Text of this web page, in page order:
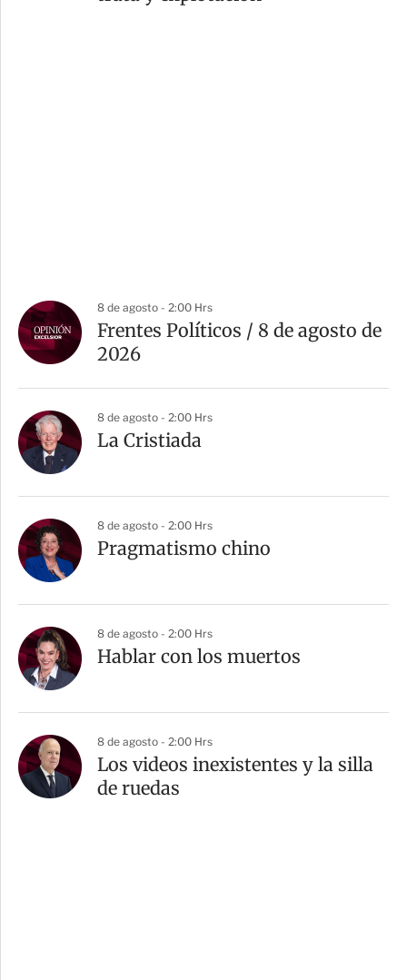
8 de agosto - 2:00 Hrs
Frentes Políticos / 8 de agosto de
2026
8 de agosto - 2:00 Hrs
La Cristiada
8 de agosto - 2:00 Hrs
Pragmatismo chino
8 de agosto - 2:00 Hrs
Hablar con los muertos
8 de agosto - 2:00 Hrs
Los videos inexistentes y la silla
de ruedas